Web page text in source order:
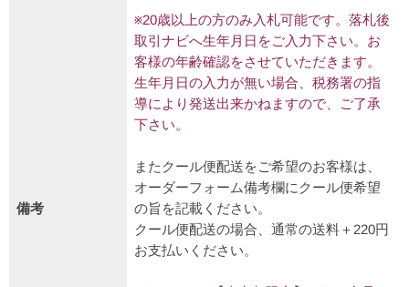
備考
※20歳以上の方のみ入札可能です。落札後
取引ナビへ生年月日をご入力下さい。お
客様の年齢確認をさせていただきます。
生年月日の入力が無い場合、税務署の指
導により発送出来かねますので、ご了承
下さい。
またクール便配送をご希望のお客様は、
オーダーフォーム備考欄にクール便希望
の旨を記載ください。
クール便配送の場合、通常の送料＋220円
お支払いください。